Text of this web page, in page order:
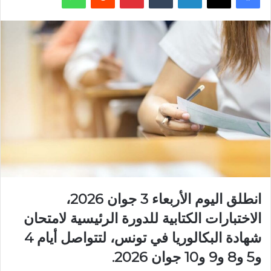
انطلق اليوم الأربعاء 3 جوان 2026،
الاختبارات الكتابية للدورة الرئيسية لامتحان
شهادة البكالوريا في تونس، لتتواصل أيام 4
و5 و8 و9 و10 جوان 2026.